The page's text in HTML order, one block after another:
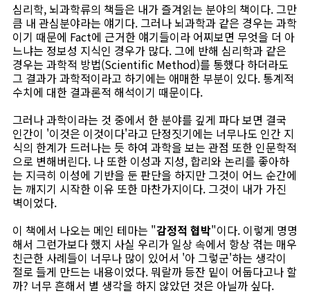
심리학, 뇌과학류의 책들은 내가 즐겨읽는 분야의 책이다. 그만
큼 내 관심분야라는 얘기다. 그러나 뇌과학과 같은 경우는 과학
이기 때문에 Fact에 근거한 얘기들이라 어찌보면 무엇을 더 아
느냐는 정보성 지식인 경우가 많다. 그에 반해 심리학과 같은
경우는 과학적 방법(Scientific Method)를 통했다 하더라도
그 결과가 과학적이라고 하기에는 애매한 부분이 있다. 통계적
수치에 대한 결과론적 해석이기 때문이다.
그러나 과학이라는 것 중에서 한 분야를 깊게 파다 보면 결국
인간이 '이것은 이것이다'라고 단정짓기에는 너무나도 인간 지
식의 한계가 드러나는 듯 하여 과학을 보는 관점 또한 인문학적
으로 변해버린다. 나 또한 이성과 지성, 합리와 논리를 좋아하
는 지극히 이성에 기반을 둔 판단을 하지만 그것이 어느 순간에
는 깨지기 시작한 이유 또한 마찬가지이다. 그것이 내가 가진
벽이었다.
이 책에서 나오는 메인 테마는 "감정적 협박"이다. 이렇게 명명
해서 그런가보다 했지 사실 우리가 일상 속에서 항상 겪는 매우
친근한 사례들이 너무나 많이 있어서 '아 그렇군'하는 생각이
절로 들게 만드는 내용이었다. 뭐랄까 등잔 밑이 어둡다고나 할
까? 너무 흔해서 별 생각을 하지 않았던 것은 아닐까 싶다.